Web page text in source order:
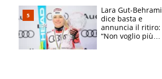
rischio beffa
Lara Gut-Behrami
dice basta e
annuncia il ritiro:
“Non voglio più